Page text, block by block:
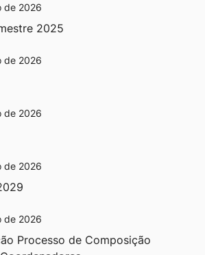
de 2026
2025
de 2026
de 2026
de 2026
de 2026
Processo de Composição